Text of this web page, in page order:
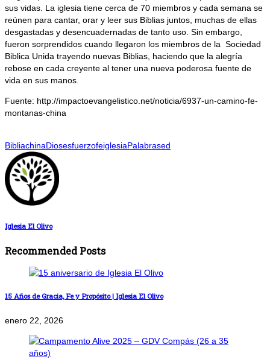
sus vidas. La iglesia tiene cerca de 70 miembros y cada semana se
reúnen para cantar, orar y leer sus Biblias juntos, muchas de ellas
desgastadas y desencuadernadas de tanto uso. Sin embargo,
fueron sorprendidos cuando llegaron los miembros de la Sociedad
Biblica Unida trayendo nuevas Biblias, haciendo que la alegría
rebose en cada creyente al tener una nueva poderosa fuente de
vida en sus manos.
Fuente: http://impactoevangelistico.net/noticia/6937-un-camino-fe-
montanas-china
BibliachinaDiosesfuerzofeiglesiaPalabrased
Iglesia El Olivo
Recommended Posts
15 Años de Gracia, Fe y Propósito | Iglesia El Olivo
enero 22, 2026